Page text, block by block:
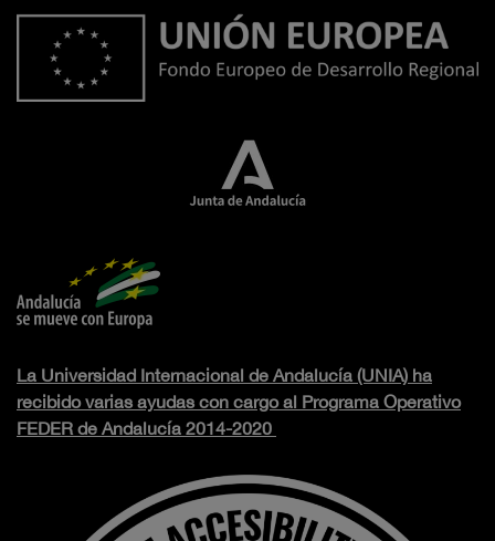
La Universidad Internacional de Andalucía (UNIA) ha
recibido varias ayudas con cargo al Programa Operativo
FEDER de Andalucía 2014-2020